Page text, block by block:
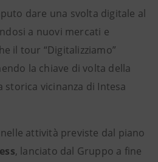
dare una svolta digitale al
a nuovi mercati e
il tour “Digitalizziamo”
la chiave di volta della
vicinanza di Intesa
attività previste dal piano
, lanciato dal Gruppo a fine